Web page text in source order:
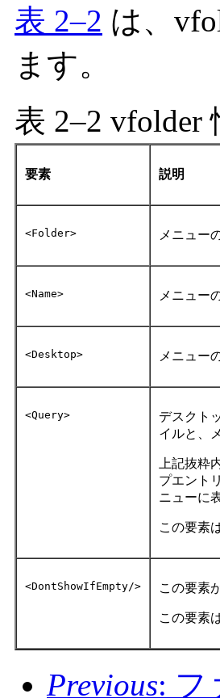
表 2–2 は、
ます。
表 2–2 vfolder
要素 説明
<Folder> メニュー
<Name> メニュー
<Desktop> メニュー
<Query>
デスクト
イルと、
上記抜粋
プエント
ニューに
この要素
<DontShowIfEmpty/> この要素
この要素
Previous: フ